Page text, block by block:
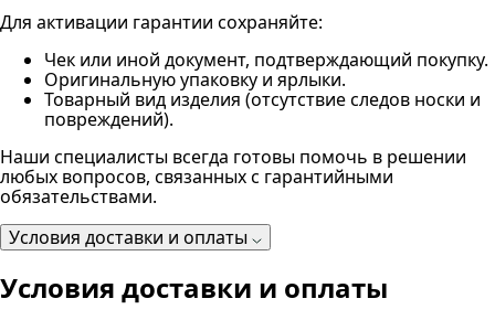
Для активации гарантии сохраняйте:
Чек или иной документ, подтверждающий покупку.
Оригинальную упаковку и ярлыки.
Товарный вид изделия (отсутствие следов носки и
повреждений).
Наши специалисты всегда готовы помочь в решении
любых вопросов, связанных с гарантийными
обязательствами.
Условия доставки и оплаты
Условия доставки и оплаты